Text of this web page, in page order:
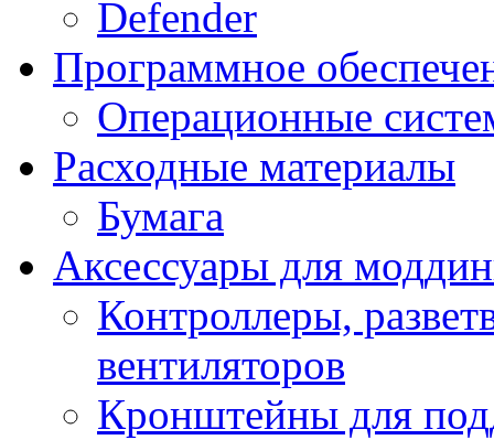
Defender
Программное
Операционные
Расходные материалы
Бумага
Аксессуары для
Контроллеры,
вентиляторов
Кронштейны для